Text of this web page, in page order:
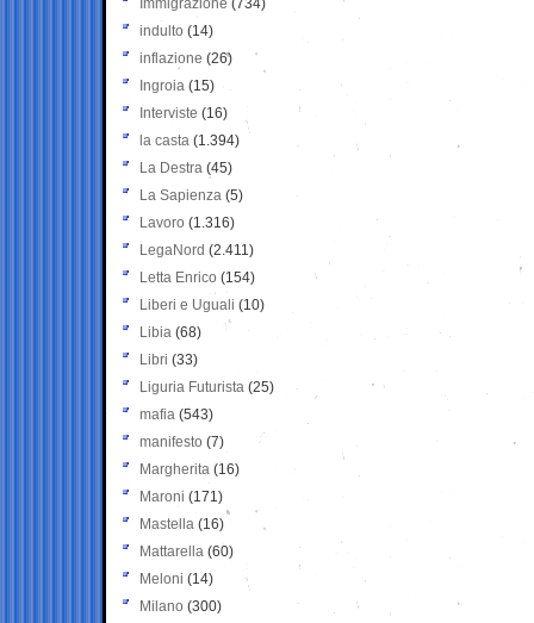
Immigrazione (734)
indulto (14)
inflazione (26)
Ingroia (15)
Interviste (16)
la casta (1.394)
La Destra (45)
La Sapienza (5)
Lavoro (1.316)
LegaNord (2.411)
Letta Enrico (154)
Liberi e Uguali (10)
Libia (68)
Libri (33)
Liguria Futurista (25)
mafia (543)
manifesto (7)
Margherita (16)
Maroni (171)
Mastella (16)
Mattarella (60)
Meloni (14)
Milano (300)